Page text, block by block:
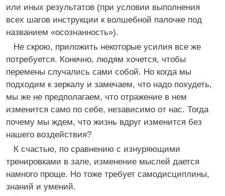
или иных результатов (при условии выполнения
всех шагов инструкции к волшебной палочке под
названием «осознанность»).
Не скрою, приложить некоторые усилия все же
потребуется. Конечно, людям хочется, чтобы
перемены случались сами собой. Но когда мы
подходим к зеркалу и замечаем, что надо похудеть,
мы же не предполагаем, что отражение в нем
изменится само по себе, независимо от нас. Тогда
почему мы ждем, что жизнь вдруг изменится без
нашего воздействия?
К счастью, по сравнению с изнуряющими
тренировками в зале, изменение мыслей дается
намного проще. Но тоже требует самодисциплины,
знаний и умений.